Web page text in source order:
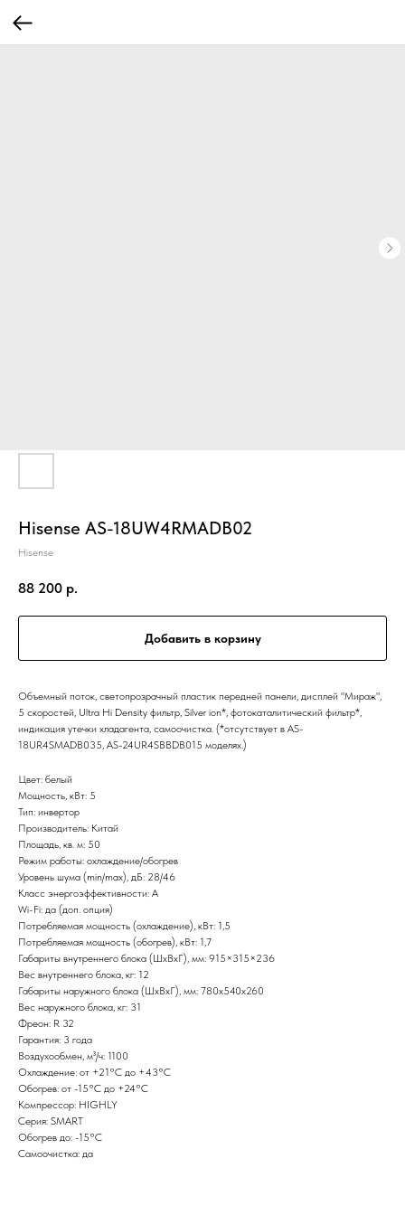
Hisense AS-18UW4RMADB02
Hisense
88 200 р.
Добавить в корзину
Объемный поток, светопрозрачный пластик передней панели, дисплей "Мираж",
5 скоростей, Ultra Hi Density фильтр, Silver ion*, фотокаталитический фильтр*,
индикация утечки хладагента, самоочистка. (*отсутствует в AS-
18UR4SMADB035, AS-24UR4SBBDB015 моделях.)
Цвет: белый
Мощность, кВт: 5
Тип: инвертор
Производитель: Китай
Площадь, кв. м: 50
Режим работы: охлаждение/обогрев
Уровень шума (min/max), дБ: 28/46
Класс энергоэффективности: А
Wi-Fi: да (доп. опция)
Потребляемая мощность (охлаждение), кВт: 1,5
Потребляемая мощность (обогрев), кВт: 1,7
Габариты внутреннего блока (ШxВxГ), мм: 915×315×236
Вес внутреннего блока, кг: 12
Габариты наружного блока (ШxВxГ), мм: 780x540x260
Вес наружного блока, кг: 31
Фреон: R 32
Гарантия: 3 года
Воздухообмен, м³/ч: 1100
Охлаждение: от +21°С до +43°С
Обогрев: от -15°С до +24°С
Компрессор: HIGHLY
Серия: SMART
Обогрев до: -15°С
Самоочистка: да